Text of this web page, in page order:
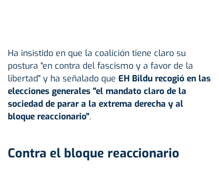
Ha insistido en que la coalición tiene claro su
postura "en contra del fascismo y a favor de la
libertad" y ha señalado que EH Bildu recogió en las
elecciones generales "el mandato claro de la
sociedad de parar a la extrema derecha y al
bloque reaccionario".
Contra el bloque reaccionario